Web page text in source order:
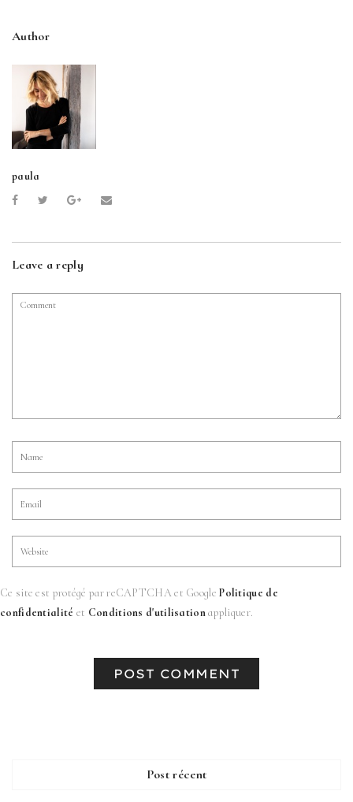
Author
paula
Leave a reply
Ce site est protégé par reCAPTCHA et GooglePolitique de
confidentialité et Conditions d'utilisationappliquer.
Post récent